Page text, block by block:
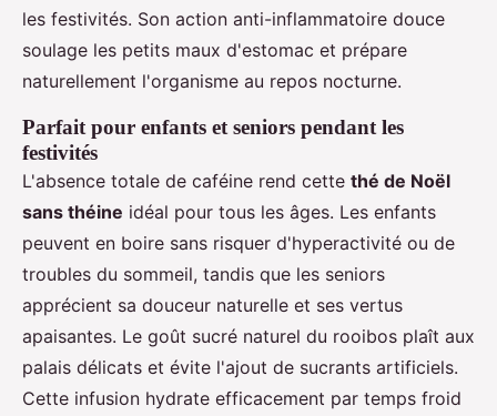
les festivités. Son action anti-inflammatoire douce
soulage les petits maux d'estomac et prépare
naturellement l'organisme au repos nocturne.
Parfait pour enfants et seniors pendant les
festivités
L'absence totale de caféine rend cette thé de Noël
sans théine idéal pour tous les âges. Les enfants
peuvent en boire sans risquer d'hyperactivité ou de
troubles du sommeil, tandis que les seniors
apprécient sa douceur naturelle et ses vertus
apaisantes. Le goût sucré naturel du rooibos plaît aux
palais délicats et évite l'ajout de sucrants artificiels.
Cette infusion hydrate efficacement par temps froid